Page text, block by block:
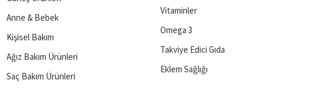
Anne & Bebek
Kişisel Bakım
Ağız Bakım Ürünleri
Saç Bakım Ürünleri
Vitaminler
Omega 3
Takviye Edici Gıda
Eklem Sağlığı